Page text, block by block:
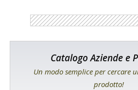
Catalogo Aziende e
Un modo semplice per cercare
prodotto!